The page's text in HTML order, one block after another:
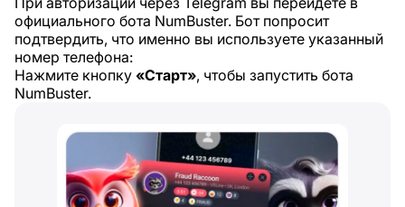
официального бота NumBuster. Бот попросит
подтвердить, что именно вы используете указанный
номер телефона:
Нажмите кнопку «Старт», чтобы запустить бота
NumBuster.